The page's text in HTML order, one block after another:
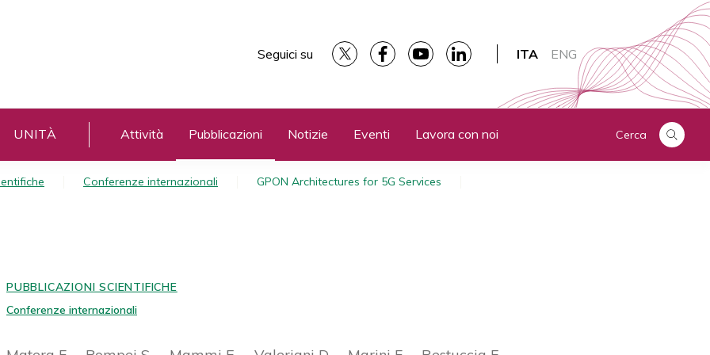
Seguici su ITA ENG
UNITÀ Attività Pubblicazioni Notizie Eventi Lavora con noi Cerca
Conferenze internazionali GPON Architectures for 5G Services
PUBBLICAZIONI SCIENTIFICHE
Conferenze internazionali